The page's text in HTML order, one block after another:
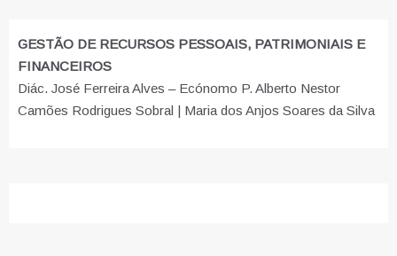
GESTÃO DE RECURSOS PESSOAIS, PATRIMONIAIS E
FINANCEIROS
Diác. José Ferreira Alves – Ecónomo P. Alberto Nestor
Camões Rodrigues Sobral | Maria dos Anjos Soares da Silva